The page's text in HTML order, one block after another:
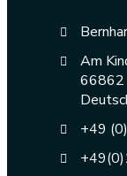
Am
66862
+49